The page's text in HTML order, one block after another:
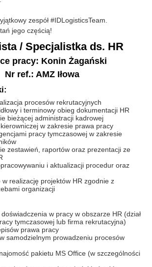
zespół #IDLogisticsTeam.
jego częścią!
/ Specjalistka ds. HR
pracy: Konin Żagański
Nr ref.: AMZ Iłowa
procesów rekrutacyjnych
i terminowy obieg dokumentacji HR
bieżącej administracji kadrowej
w zakresie prawa pracy
pracy tymczasowej w zakresie
zestawień, raportów oraz prezentacji ze
i aktualizacji procedur oraz
realizację projektów HR zgodnie z
organizacji
w pracy w obszarze HR (dział
tymczasowej lub firma rekrutacyjna)
prawa pracy
samodzielnym prowadzeniu procesów
pakietu MS Office (w szczególności